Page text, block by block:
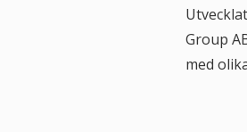
Group
med